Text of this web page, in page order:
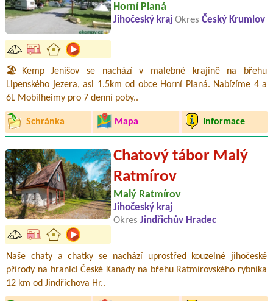
Horní Planá
Jihočeský kraj Okres Český Krumlov
🏖️Kemp Jenišov se nachází v malebné krajině na břehu
Lipenského jezera, asi 1.5km od obce Horní Planá. Nabízíme 4 a
6L Mobilheimy pro 7 denní poby..
Schránka Mapa Informace
Chatový tábor Malý
Ratmírov
Malý Ratmírov
Jihočeský kraj
Okres Jindřichův Hradec
Naše chaty a chatky se nachází uprostřed kouzelné jihočeské
přírody na hranici České Kanady na břehu Ratmírovského rybníka
12 km od Jindřichova Hr..